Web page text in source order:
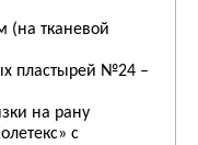
(на тканевой
пластырей №24 –
на рану
с